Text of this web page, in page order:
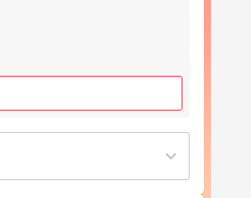
keyboard_arrow_down